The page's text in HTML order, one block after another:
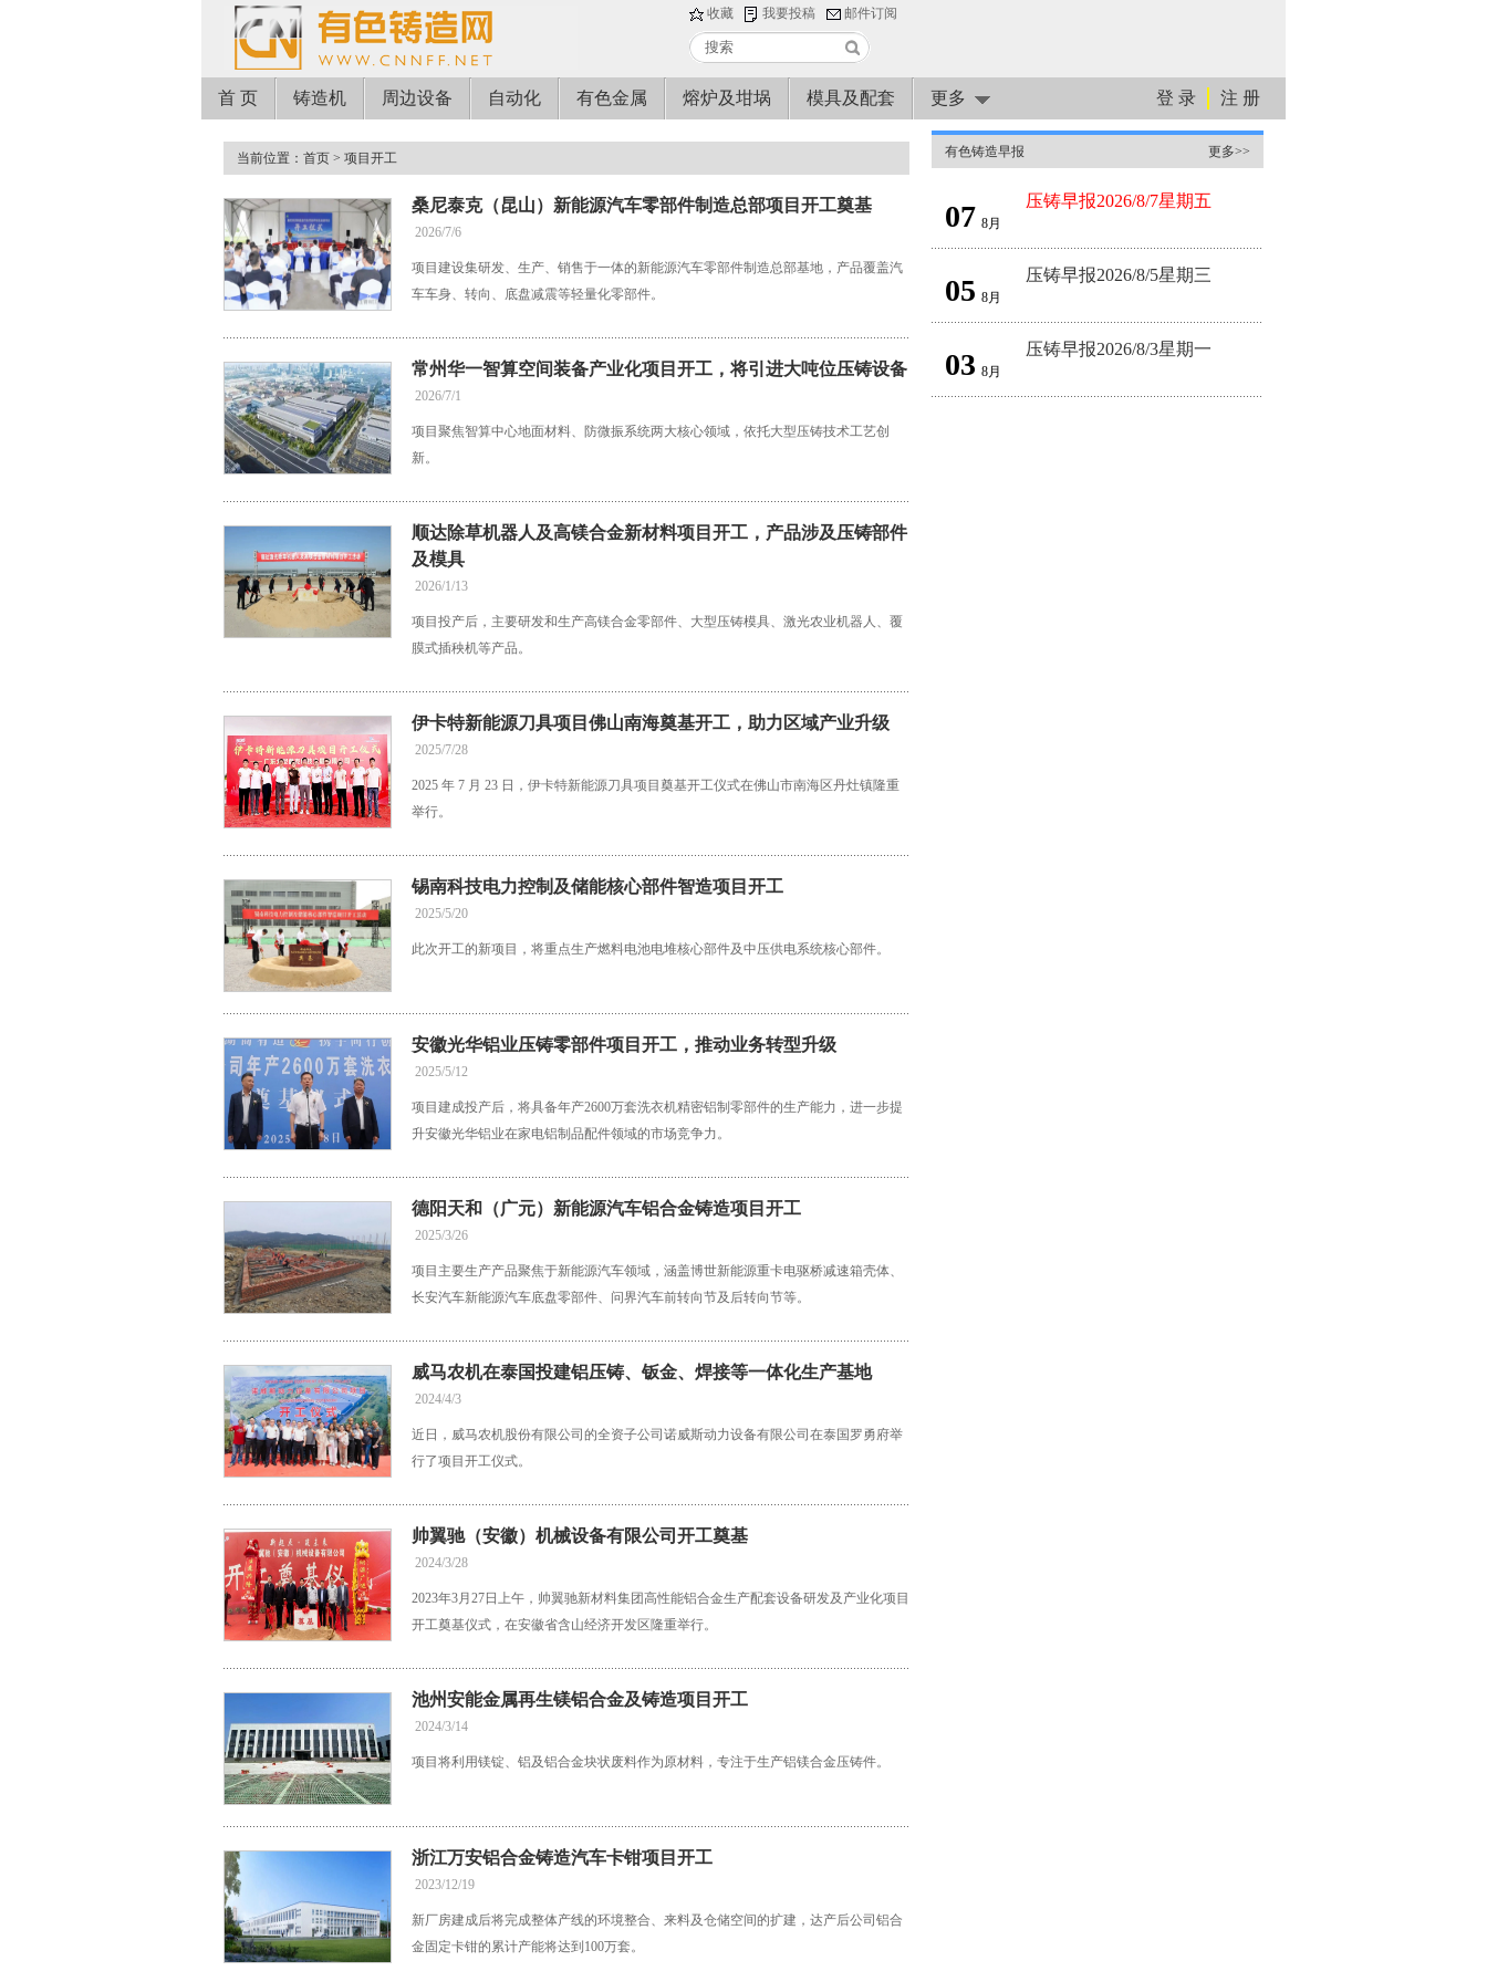
收藏 我要投稿 邮件订阅
首 页 铸造机 周边设备 自动化 有色金属 熔炉及坩埚 模具及配套 更多 登 录 注 册
当前位置： 首页 > 项目开工
桑尼泰克（昆山）新能源汽车零部件制造总部项目开工奠基
2026/7/6
项目建设集研发、生产、销售于一体的新能源汽车零部件制造总部基地，产品覆盖汽
车车身、转向、底盘减震等轻量化零部件。
常州华一智算空间装备产业化项目开工，将引进大吨位压铸设备
2026/7/1
项目聚焦智算中心地面材料、防微振系统两大核心领域，依托大型压铸技术工艺创
新。
顺达除草机器人及高镁合金新材料项目开工，产品涉及压铸部件
及模具
2026/1/13
项目投产后，主要研发和生产高镁合金零部件、大型压铸模具、激光农业机器人、覆
膜式插秧机等产品。
伊卡特新能源刀具项目佛山南海奠基开工，助力区域产业升级
2025/7/28
2025 年 7 月 23 日，伊卡特新能源刀具项目奠基开工仪式在佛山市南海区丹灶镇隆重
举行。
锡南科技电力控制及储能核心部件智造项目开工
2025/5/20
此次开工的新项目，将重点生产燃料电池电堆核心部件及中压供电系统核心部件。
安徽光华铝业压铸零部件项目开工，推动业务转型升级
2025/5/12
项目建成投产后，将具备年产2600万套洗衣机精密铝制零部件的生产能力，进一步提
升安徽光华铝业在家电铝制品配件领域的市场竞争力。
德阳天和（广元）新能源汽车铝合金铸造项目开工
2025/3/26
项目主要生产产品聚焦于新能源汽车领域，涵盖博世新能源重卡电驱桥减速箱壳体、
长安汽车新能源汽车底盘零部件、问界汽车前转向节及后转向节等。
威马农机在泰国投建铝压铸、钣金、焊接等一体化生产基地
2024/4/3
近日，威马农机股份有限公司的全资子公司诺威斯动力设备有限公司在泰国罗勇府举
行了项目开工仪式。
帅翼驰（安徽）机械设备有限公司开工奠基
2024/3/28
2023年3月27日上午，帅翼驰新材料集团高性能铝合金生产配套设备研发及产业化项目
开工奠基仪式，在安徽省含山经济开发区隆重举行。
池州安能金属再生镁铝合金及铸造项目开工
2024/3/14
项目将利用镁锭、铝及铝合金块状废料作为原材料，专注于生产铝镁合金压铸件。
浙江万安铝合金铸造汽车卡钳项目开工
2023/12/19
新厂房建成后将完成整体产线的环境整合、来料及仓储空间的扩建，达产后公司铝合
金固定卡钳的累计产能将达到100万套。
有色铸造早报 更多>>
07 8月
压铸早报2026/8/7星期五
05 8月
压铸早报2026/8/5星期三
03 8月
压铸早报2026/8/3星期一